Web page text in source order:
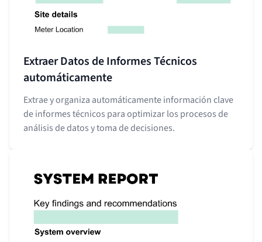
Extraer Datos de Informes Técnicos
automáticamente
Extrae y organiza automáticamente información clave
de informes técnicos para optimizar los procesos de
análisis de datos y toma de decisiones.